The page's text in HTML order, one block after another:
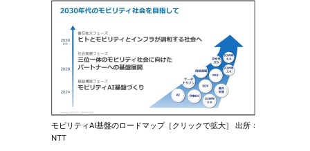
モビリティAI基盤のロードマップ［クリックで拡大］ 出所：
NTT